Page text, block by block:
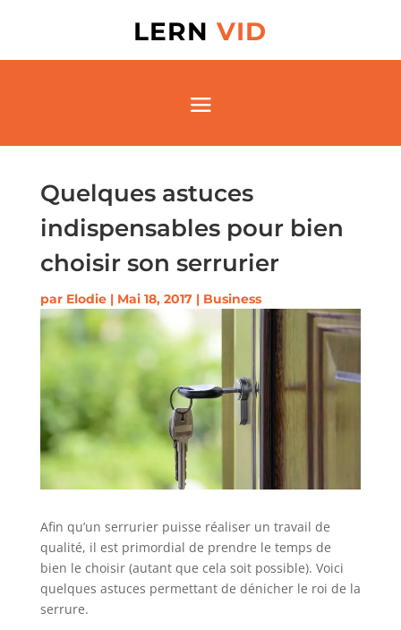
LERNVID
Quelques astuces
indispensables pour bien
choisir son serrurier
par Elodie| Mai 18, 2017| Business
Afin qu’un serrurier puisse réaliser un travail de
qualité, il est primordial de prendre le temps de
bien le choisir (autant que cela soit possible). Voici
quelques astuces permettant de dénicher le roi de la
serrure.